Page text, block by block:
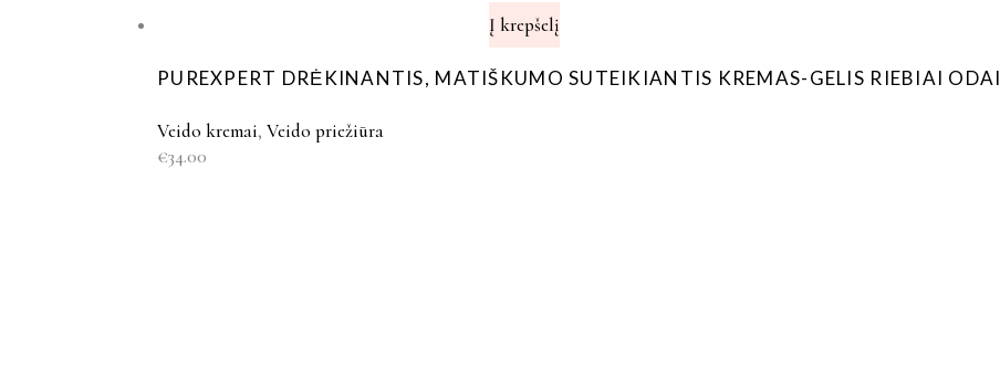
Į krepšelį
PUREXPERT DRĖKINANTIS, MATIŠKUMO SUTEIKIANTIS KREMAS-GELIS RIEBIAI ODAI
Veido kremai, Veido priežiūra
€34.00